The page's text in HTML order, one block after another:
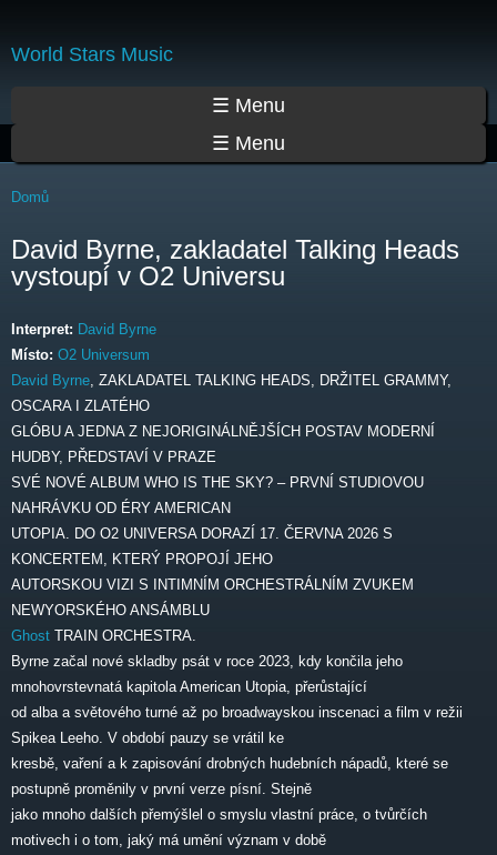
World Stars Music
☰ Menu
☰ Menu
Jste zde
Domů
David Byrne, zakladatel Talking Heads
vystoupí v O2 Universu
Interpret: David Byrne
Místo: O2 Universum
David Byrne , ZAKLADATEL TALKING HEADS, DRŽITEL GRAMMY,
OSCARA I ZLATÉHO
GLÓBU A JEDNA Z NEJORIGINÁLNĚJŠÍCH POSTAV MODERNÍ
HUDBY, PŘEDSTAVÍ V PRAZE
SVÉ NOVÉ ALBUM WHO IS THE SKY? – PRVNÍ STUDIOVOU
NAHRÁVKU OD ÉRY AMERICAN
UTOPIA. DO O2 UNIVERSA DORAZÍ 17. ČERVNA 2026 S
KONCERTEM, KTERÝ PROPOJÍ JEHO
AUTORSKOU VIZI S INTIMNÍM ORCHESTRÁLNÍM ZVUKEM
NEWYORSKÉHO ANSÁMBLU
Ghost TRAIN ORCHESTRA.
Byrne začal nové skladby psát v roce 2023, kdy končila jeho
mnohovrstevnatá kapitola American Utopia, přerůstající
od alba a světového turné až po broadwayskou inscenaci a film v režii
Spikea Leeho. V období pauzy se vrátil ke
kresbě, vaření a k zapisování drobných hudebních nápadů, které se
postupně proměnily v první verze písní. Stejně
jako mnoho dalších přemýšlel o smyslu vlastní práce, o tvůrčích
motivech i o tom, jaký má umění význam v době